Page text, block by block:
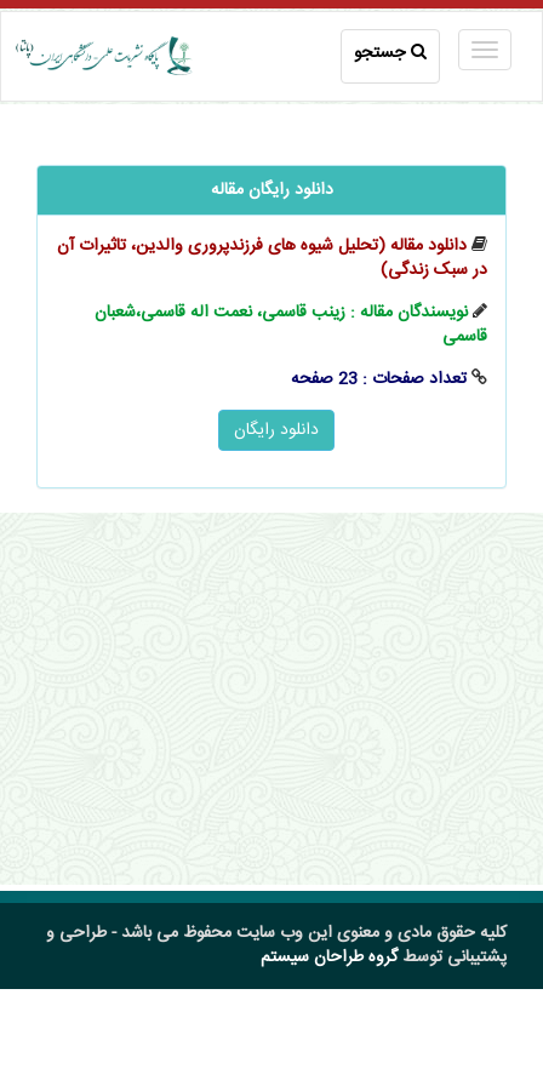
جستجو
دانلود رایگان مقاله
دانلود مقاله (تحلیل شیوه‌ های ‌‌‌فرزندپروری والدین، تاثیرات آن
در سبک زندگی)
نویسندگان مقاله : زینب قاسمی، نعمت‌ اله قاسمی،شعبان
قاسمی
تعداد صفحات : 23 صفحه
کلیه حقوق مادی و معنوی این وب سایت محفوظ می باشد - طراحی و
پشتیبانی توسطگروه طراحان سیستم